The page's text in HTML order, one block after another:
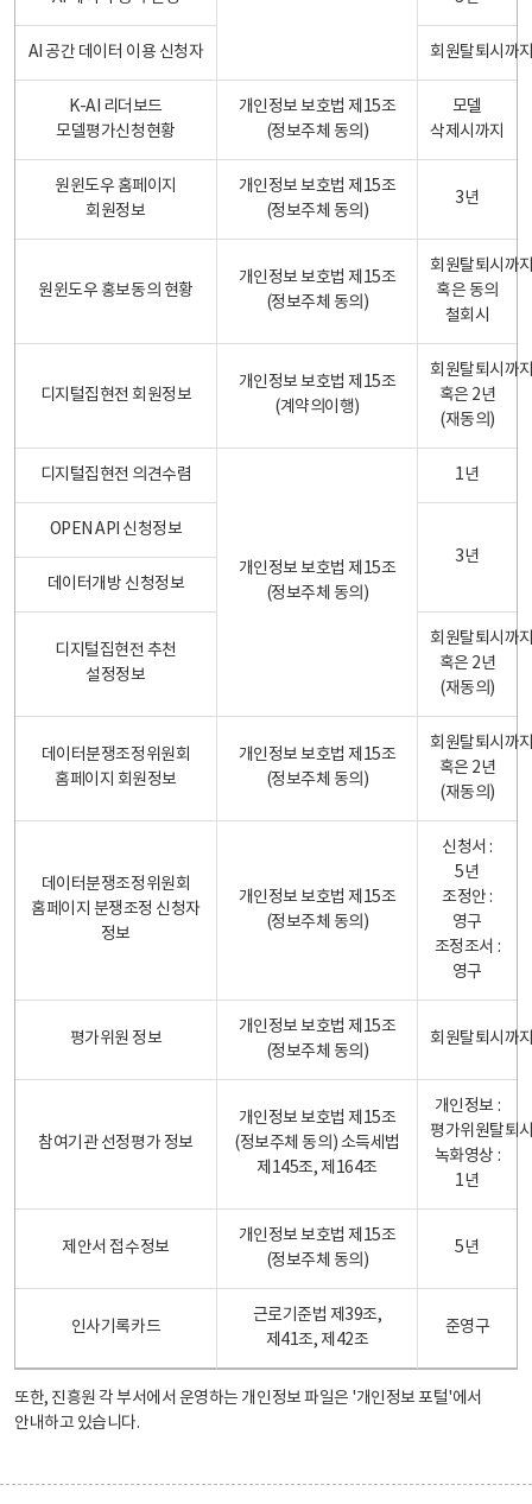
AI 공간 데이터 이용 신청자 회원탈퇴시까
K-AI 리더보드
모델평가신청현황
개인정보 보호법 제15조
(정보주체 동의)
모델
삭제시까지
원윈도우 홈페이지
회원정보
개인정보 보호법 제15조
(정보주체 동의)
3년
원윈도우 홍보동의 현황
개인정보 보호법 제15조
(정보주체 동의)
회원탈퇴시까
혹은 동의
철회시
디지털집현전 회원정보
개인정보 보호법 제15조
(계약의이행)
회원탈퇴시까
혹은 2년
(재동의)
디지털집현전 의견수렴
개인정보 보호법 제15조
(정보주체 동의)
1년
OPEN API 신청정보
3년
데이터개방 신청정보
디지털집현전 추천
설정정보
회원탈퇴시까
혹은 2년
(재동의)
데이터분쟁조정위원회
홈페이지 회원정보
개인정보 보호법 제15조
(정보주체 동의)
회원탈퇴시까
혹은 2년
(재동의)
데이터분쟁조정위원회
홈페이지 분쟁조정 신청자
정보
개인정보 보호법 제15조
(정보주체 동의)
신청서 :
5년
조정안 :
영구
조정조서 :
영구
평가위원 정보
개인정보 보호법 제15조
(정보주체 동의)
회원탈퇴시까
참여기관 선정평가 정보
개인정보 보호법 제15조
(정보주체 동의) 소득세법
제145조, 제164조
개인정보 :
평가위원탈퇴
녹화영상 :
1년
제안서 접수정보
개인정보 보호법 제15조
(정보주체 동의)
5년
인사기록카드
근로기준법 제39조,
제41조, 제42조
준영구
또한, 진흥원 각 부서에서 운영하는 개인정보 파일은 '개인정보 포털'에서
안내하고 있습니다.